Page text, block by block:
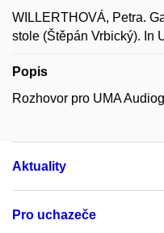
WILLERTHOVÁ, Petra.
stole (Štěpán Vrbický). In
Popis
Rozhovor pro UMA
Aktuality
Pro uchazeče